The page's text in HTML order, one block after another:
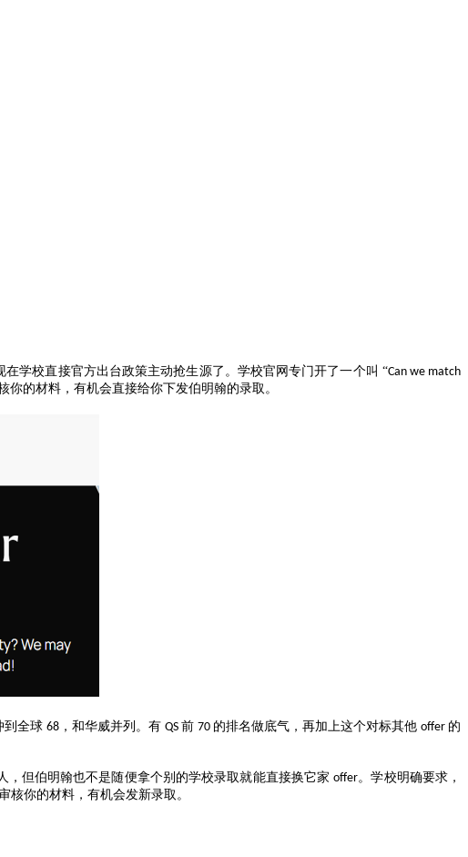
在学校直接官方出台政策主动抢生源了。学校官网专门开了一个叫 “Can we match
你的材料，有机会直接给你下发伯明翰的录取。
到全球 68，和华威并列。有 QS 前 70 的排名做底气，再加上这个对标其他offer 的
但伯明翰也不是随便拿个别的学校录取就能直接换它家 offer。学校明确要求，
你的材料，有机会发新录取。